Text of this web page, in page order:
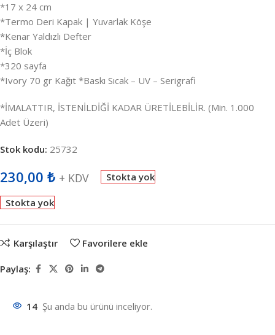
*17 x 24 cm
*Termo Deri Kapak | Yuvarlak Köşe
*Kenar Yaldızlı Defter
*İç Blok
*320 sayfa
*Ivory 70 gr Kağıt *Baskı Sıcak – UV – Serigrafi
*İMALATTIR, İSTENİLDİĞİ KADAR ÜRETİLEBİLİR. (Min. 1.000
Adet Üzeri)
Stok kodu: 25732
230,00 ₺ + KDV Stokta yok
Stokta yok
Karşılaştır Favorilere ekle
Paylaş:
14 Şu anda bu ürünü inceliyor.